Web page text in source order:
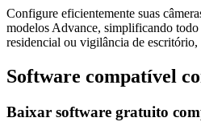
Configure eficientemente suas
modelos Advance, simplificando
residencial ou vigilância de escritório,
Software compatível
Baixar software gratuito